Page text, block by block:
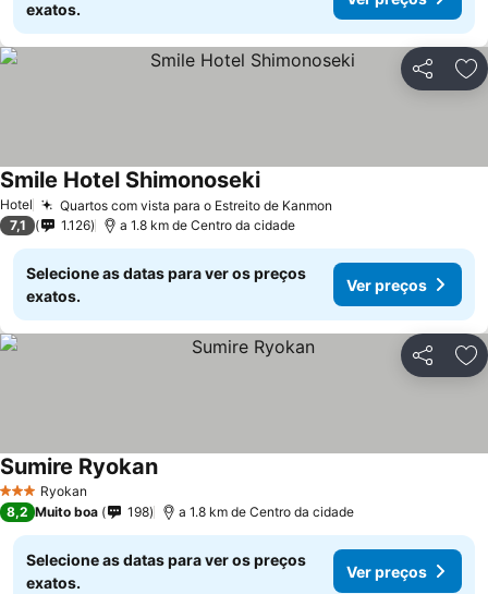
exatos.
Partilhar
Hotel Quartos com vista para o Estreito de Kanmon
Smile Hotel Shimonoseki
7,1 1.126 a 1.8 km de Centro da cidade
Selecione as datas para ver os preços
exatos.
Ver preços
Partilhar
3 EstrelasRyokan
Sumire Ryokan
8,2 Muito boa 198 a 1.8 km de Centro da cidade
Selecione as datas para ver os preços
exatos.
Ver preços